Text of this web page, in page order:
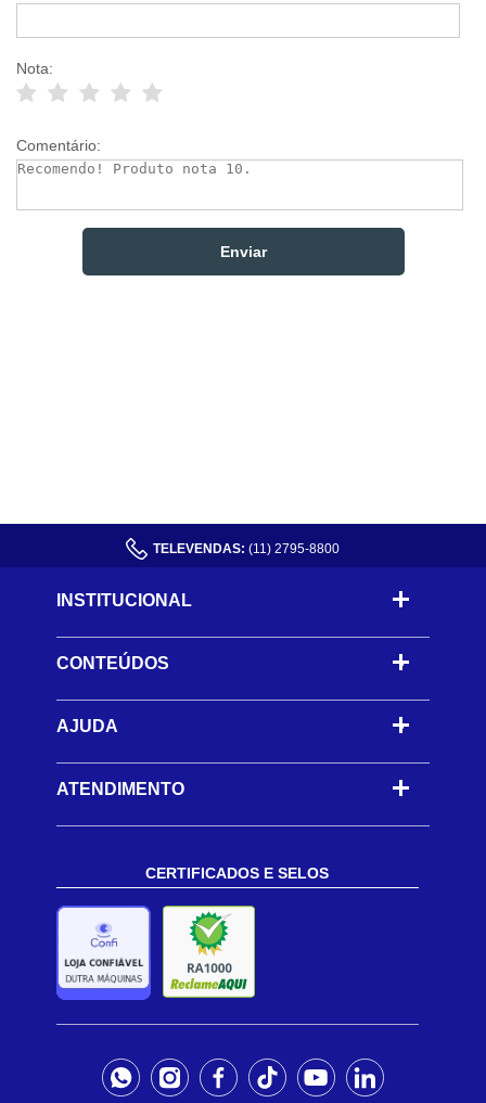
Nota:
Comentário:
TELEVENDAS: (11) 2795-8800
INSTITUCIONAL
CONTEÚDOS -
AJUDA -
ATENDIMENTO
CERTIFICADOS E SELOS